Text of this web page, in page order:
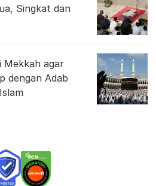
Singkat dan
Mekkah agar
dengan Adab